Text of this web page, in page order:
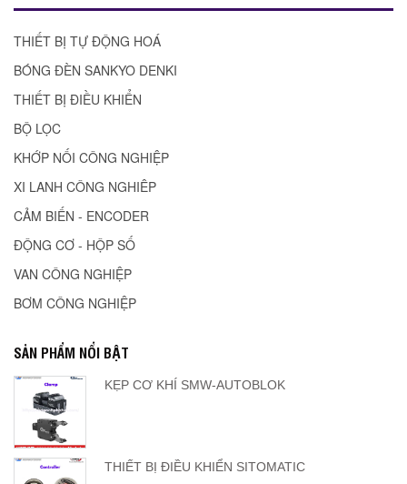
THIẾT BỊ TỰ ĐỘNG HOÁ
BÓNG ĐÈN SANKYO DENKI
THIẾT BỊ ĐIỀU KHIỂN
BỘ LỌC
KHỚP NỐI CÔNG NGHIỆP
XI LANH CÔNG NGHIÊP
CẢM BIẾN - ENCODER
ĐỘNG CƠ - HỘP SỐ
VAN CÔNG NGHIỆP
BƠM CÔNG NGHIỆP
SẢN PHẨM NỔI BẬT
KẸP CƠ KHÍ SMW-AUTOBLOK
THIẾT BỊ ĐIỀU KHIỂN SITOMATIC